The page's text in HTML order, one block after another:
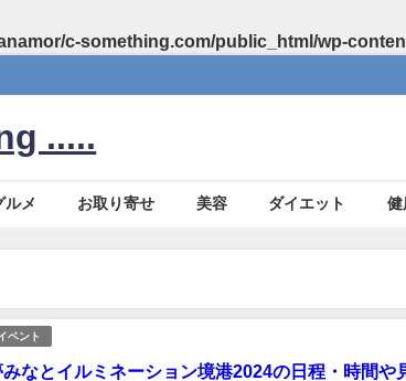
c-something.com/public_html/wp-
.....
ルメ お取り寄せ 美容 ダイエット 健
ベント
みなとイルミネーション境港2024の日程・時間や